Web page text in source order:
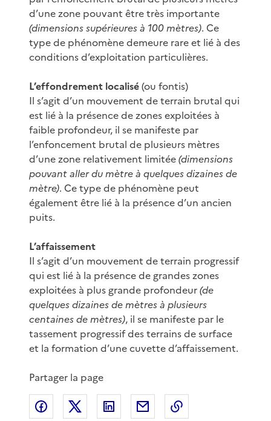
d’une zone pouvant être très importante
(dimensions supérieures à 100 mètres). Ce
type de phénomène demeure rare et lié à des
conditions d’exploitation particulières.
L’effondrement localisé(ou fontis)
Il s’agit d’un mouvement de terrain brutal qui
est lié à la présence de zones exploitées à
faible profondeur, il se manifeste par
l’enfoncement brutal de plusieurs mètres
d’une zone relativement limitée(dimensions
pouvant aller du mètre à quelques dizaines de
mètre). Ce type de phénomène peut
également être lié à la présence d’un ancien
puits.
L’affaissement
Il s’agit d’un mouvement de terrain progressif
qui est lié à la présence de grandes zones
exploitées à plus grande profondeur(de
quelques dizaines de mètres à plusieurs
centaines de mètres), il se manifeste par le
tassement progressif des terrains de surface
et la formation d’une cuvette d’affaissement.
Partager la page
Partager sur Facebook
Partager sur XPartager sur LinkedIn
Partager par email